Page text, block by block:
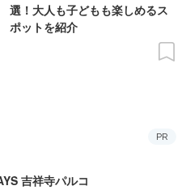
選！大人も子どもも楽しめるス
ポットを紹介
PR
吉祥寺パルコ